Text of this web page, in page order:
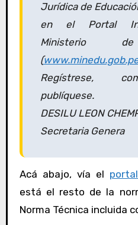
Jurídica de
en el Portal
Ministerio
(www.minedu.gob.pe
Regístrese,
publíquese.
DESILU LEON
Secretaria Genera
Acá abajo, vía el
está el resto de la
Norma Técnica incluida